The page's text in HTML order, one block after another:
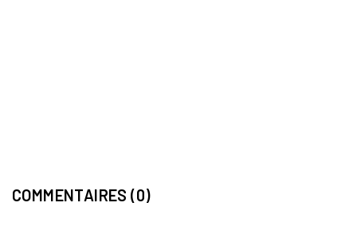
COMMENTAIRES (0)